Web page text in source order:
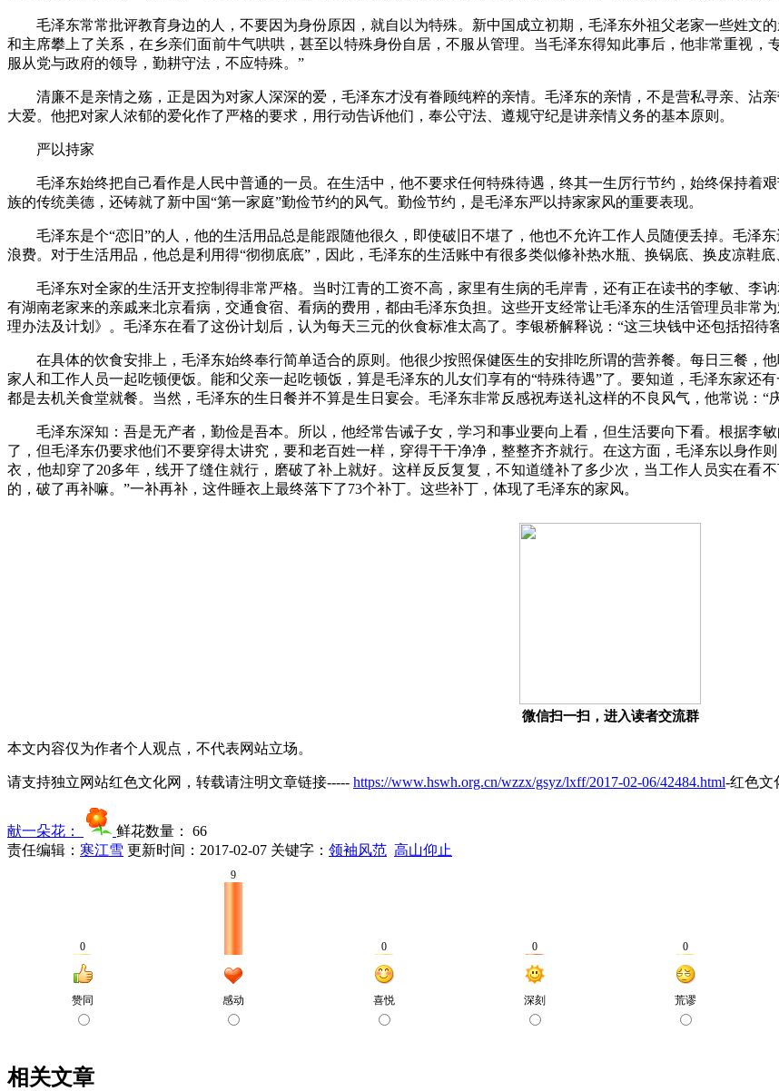
毛泽东常常批评教育身边的人，不要因为身份原因，就自以为特殊。新中国成立初期，毛泽东外祖父老家一些姓文
和主席攀上了关系，在乡亲们面前牛气哄哄，甚至以特殊身份自居，不服从管理。当毛泽东得知此事后，他非常重视，
服从党与政府的领导，勤耕守法，不应特殊。”
清廉不是亲情之殇，正是因为对家人深深的爱，毛泽东才没有眷顾纯粹的亲情。毛泽东的亲情，不是营私寻亲、沾
大爱。他把对家人浓郁的爱化作了严格的要求，用行动告诉他们，奉公守法、遵规守纪是讲亲情义务的基本原则。
严以持家
毛泽东始终把自己看作是人民中普通的一员。在生活中，他不要求任何特殊待遇，终其一生厉行节约，始终保持着
族的传统美德，还铸就了新中国“第一家庭”勤俭节约的风气。勤俭节约，是毛泽东严以持家家风的重要表现。
毛泽东是个“恋旧”的人，他的生活用品总是能跟随他很久，即使破旧不堪了，他也不允许工作人员随便丢掉。毛泽
浪费。对于生活用品，他总是利用得“彻彻底底”，因此，毛泽东的生活账中有很多类似修补热水瓶、换锅底、换皮凉鞋底
毛泽东对全家的生活开支控制得非常严格。当时江青的工资不高，家里有生病的毛岸青，还有正在读书的李敏、李
有湖南老家来的亲戚来北京看病，交通食宿、看病的费用，都由毛泽东负担。这些开支经常让毛泽东的生活管理员非常
理办法及计划》。毛泽东在看了这份计划后，认为每天三元的伙食标准太高了。李银桥解释说： “这三块钱中还包括招待
在具体的饮食安排上，毛泽东始终奉行简单适合的原则。他很少按照保健医生的安排吃所谓的营养餐。每日三餐，
家人和工作人员一起吃顿便饭。能和父亲一起吃顿饭，算是毛泽东的儿女们享有的“特殊待遇”了。要知道，毛泽东家还
都是去机关食堂就餐。当然，毛泽东的生日餐并不算是生日宴会。毛泽东非常反感祝寿送礼这样的不良风气，他常说：“
毛泽东深知：吾是无产者，勤俭是吾本。所以，他经常告诫子女，学习和事业要向上看，但生活要向下看。根据李
了，但毛泽东仍要求他们不要穿得太讲究，要和老百姓一样，穿得干干净净，整整齐齐就行。在这方面，毛泽东以身作
衣，他却穿了20多年，线开了缝住就行，磨破了补上就好。这样反反复复，不知道缝补了多少次，当工作人员实在看
的，破了再补嘛。”一补再补，这件睡衣上最终落下了73个补丁。这些补丁，体现了毛泽东的家风。
微信扫一扫，进入读者交流群
本文内容仅为作者个人观点，不代表网站立场。
请支持独立网站红色文化网，转载请注明文章链接----- https://www.hswh.org.cn/wzzx/gsyz/lxff/2017-02-06/42484.html-红色文
献一朵花： 鲜花数量： 66
责任编辑： 寒江雪 更新时间：2017-02-07 关键字： 领袖风范 高山仰止
相关文章